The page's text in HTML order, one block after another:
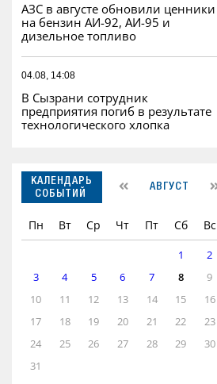
АЗС в августе обновили ценники
на бензин АИ-92, АИ-95 и
дизельное топливо
04.08, 14:08
В Сызрани сотрудник
предприятия погиб в результате
технологического хлопка
КАЛЕНДАРЬ
СОБЫТИЙ
АВГУСТ
Пн Вт Ср Чт Пт Сб Вс
1
2
3
4 5 6 7 8
9
10
11 12 13 14 15
16
17
18 19 20 21 22
23
24
25 26 27 28 29
30
31